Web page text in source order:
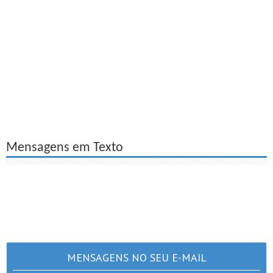
Mensagens em Texto
MENSAGENS NO SEU E-MAIL